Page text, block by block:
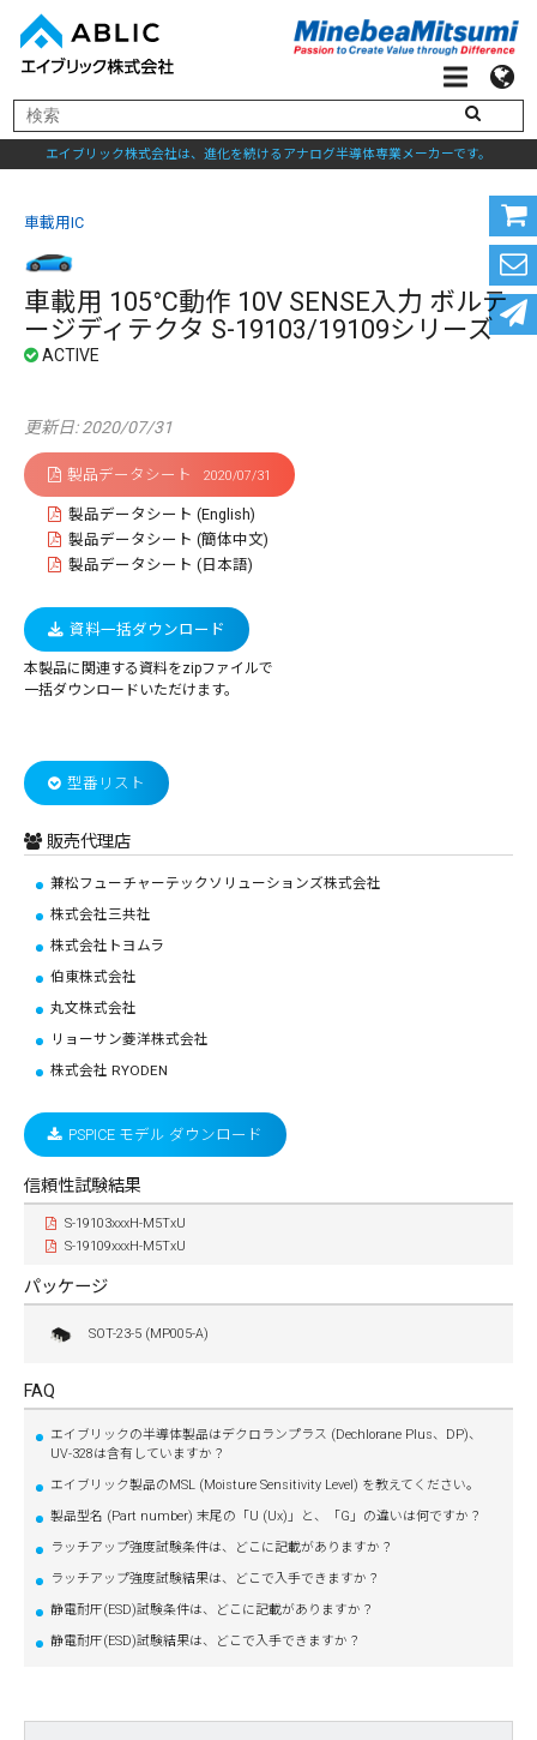
エイブリック株式会社は、進化を続けるアナログ半導体専業メーカーです。
車載用IC
車載用 105°C動作 10V SENSE入力 ボルテ
ージディテクタ S-19103/19109シリーズ
更新日: 2020/07/31
製品データシート 2020/07/31
製品データシート (English)
製品データシート (簡体中文)
製品データシート (日本語)
資料一括ダウンロード
本製品に関連する資料をzipファイルで
一括ダウンロードいただけます。
型番リスト
販売代理店
兼松フューチャーテックソリューションズ株式会社
株式会社三共社
株式会社トヨムラ
伯東株式会社
丸文株式会社
リョーサン菱洋株式会社
株式会社 RYODEN
PSPICE モデル ダウンロード
信頼性試験結果
S-19103xxxH-M5TxU
S-19109xxxH-M5TxU
パッケージ
SOT-23-5 (MP005-A)
FAQ
エイブリックの半導体製品はデクロランプラス (Dechlorane Plus、DP)、
UV-328は含有していますか？
エイブリック製品のMSL (Moisture Sensitivity Level) を教えてください。
製品型名 (Part number) 末尾の「U (Ux)」と、「G」の違いは何ですか？
ラッチアップ強度試験条件は、どこに記載がありますか？
ラッチアップ強度試験結果は、どこで入手できますか？
静電耐圧(ESD)試験条件は、どこに記載がありますか？
静電耐圧(ESD)試験結果は、どこで入手できますか？